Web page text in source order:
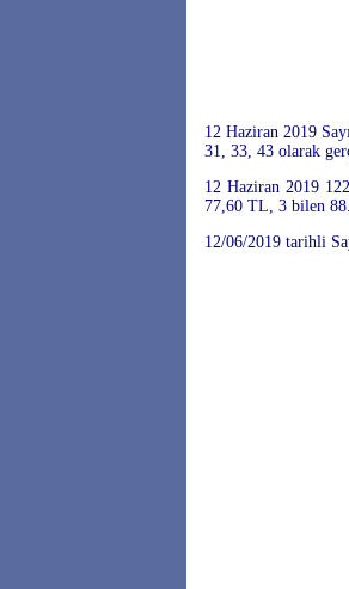
12 Haziran 2019
31, 33, 43 olarak
12 Haziran 2019
77,60 TL, 3 bilen
12/06/2019 tarihli